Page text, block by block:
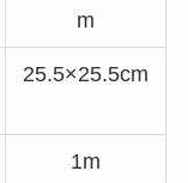
m
25.5×25.5cm
1m